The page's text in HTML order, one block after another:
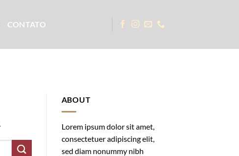
CONTATO
ABOUT
Lorem ipsum dolor sit amet,
consectetuer adipiscing elit,
sed diam nonummy nibh